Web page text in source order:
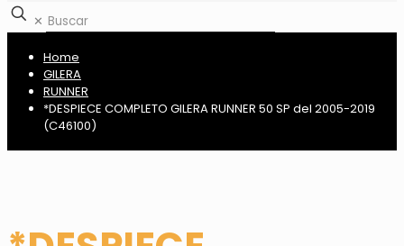
✕
Home
GILERA
RUNNER
*DESPIECE COMPLETO GILERA RUNNER 50 SP del 2005-2019
(C46100)